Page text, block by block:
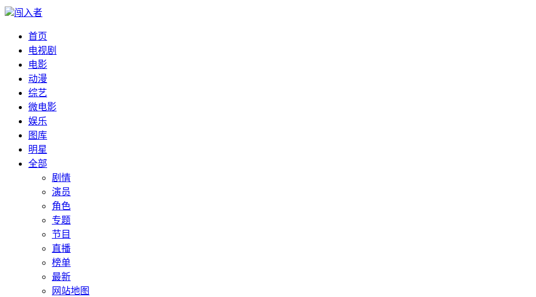
闯入者
首页
电视剧
电影
动漫
综艺
微电影
娱乐
图库
明星
全部
剧情
演员
角色
专题
节目
直播
榜单
最新
网站地图